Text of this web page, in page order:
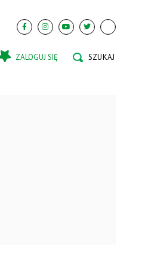
ZALOGUJ SIĘ